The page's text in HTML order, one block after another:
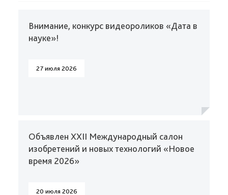
Внимание, конкурс видеороликов «Дата в
науке»!
27 июля 2026
Объявлен XXII Международный салон
изобретений и новых технологий «Новое
время 2026»
20 июля 2026